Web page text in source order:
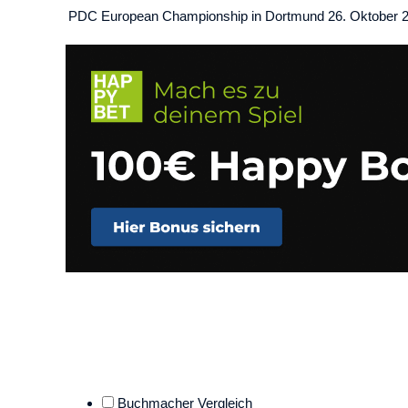
PDC European Championship in Dortmund 26. Oktober
Buchmacher Vergleich